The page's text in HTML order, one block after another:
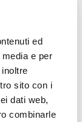
ed
e per
sito con i
dati web,
combinarle